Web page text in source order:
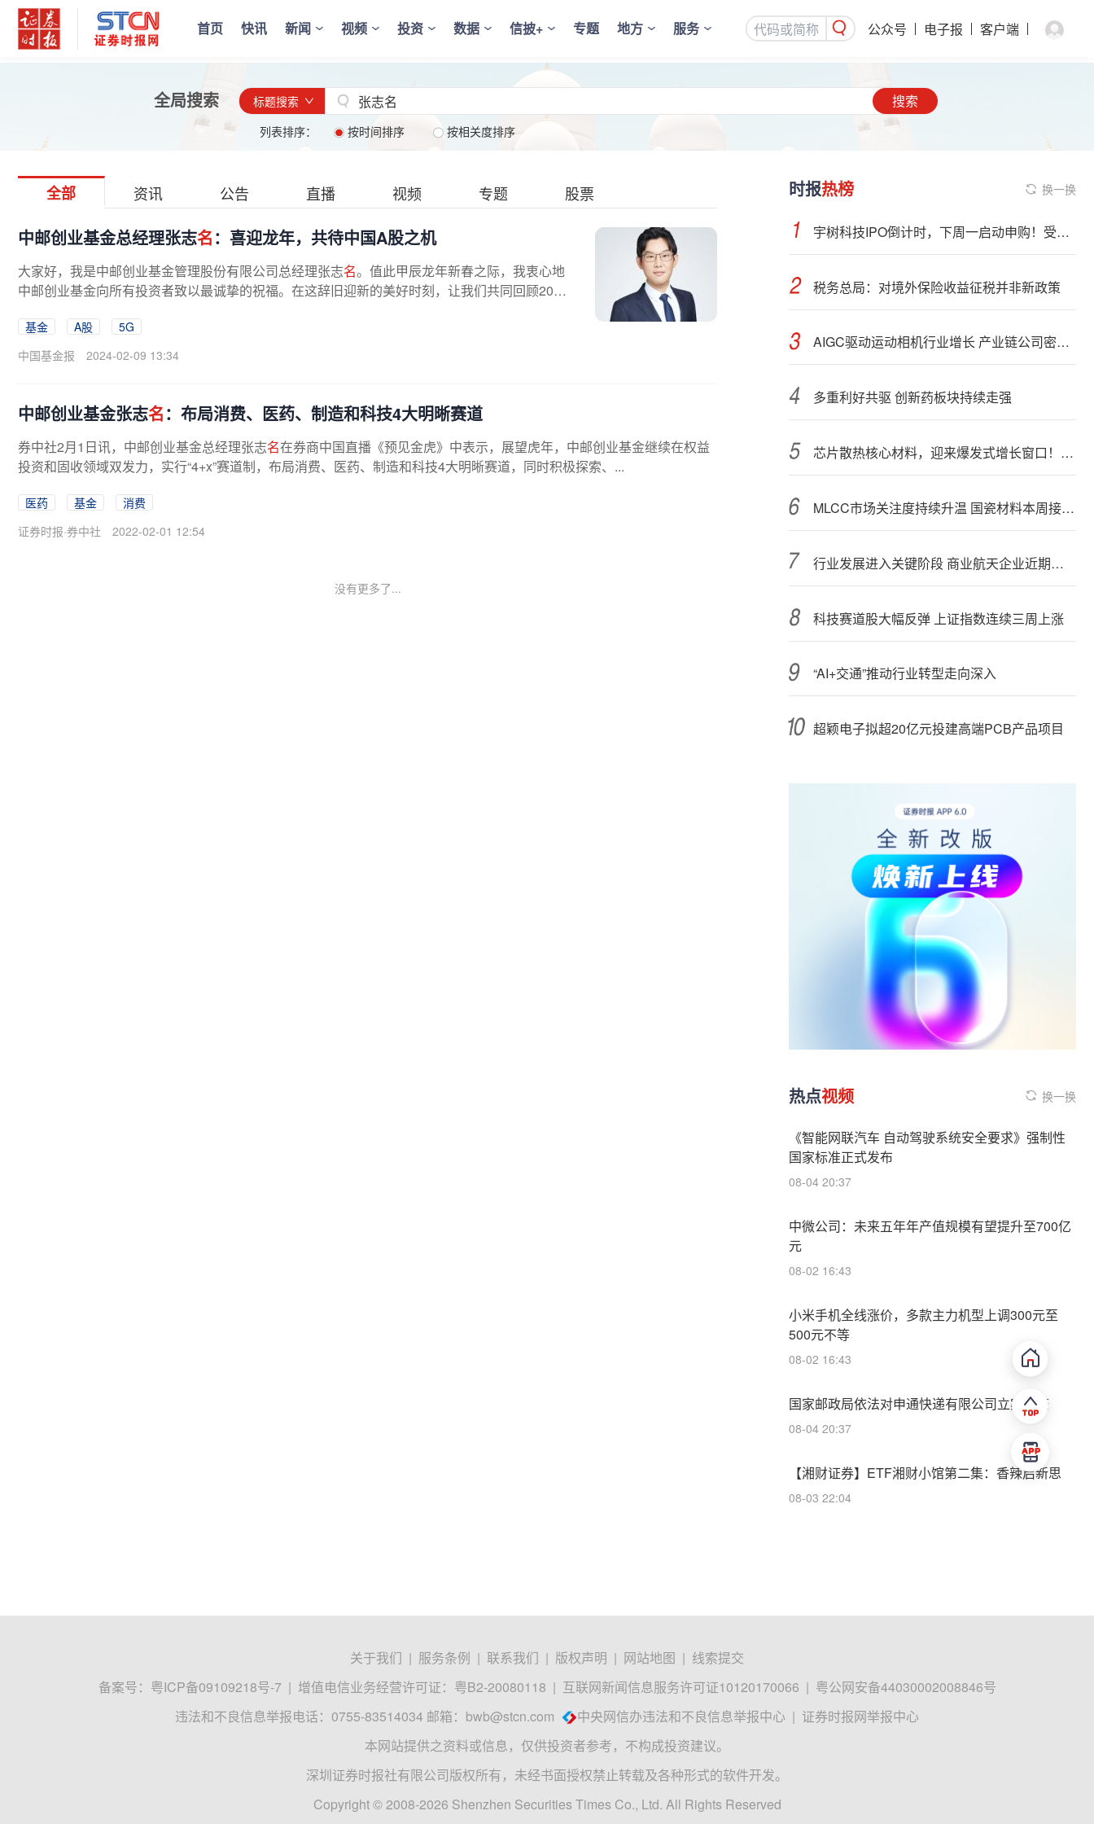
首页 快讯 新闻 视频 投资 数据 信披+ 专题 地方 服务 公众号 电子报 客户端
全局搜索 标题搜索 搜索
列表排序： 按时间排序 按相关度排序
全部 资讯 公告 直播 视频 专题 股票
中邮创业基金总经理张志名：喜迎龙年，共待中国A股之机
大家好，我是中邮创业基金管理股份有限公司总经理张志名。值此甲辰龙年新春之际，我衷心地
中邮创业基金向所有投资者致以最诚挚的祝福。在这辞旧迎新的美好时刻，让我们共同回顾2023
基金 A股
5G
中国基金报
2024-02-09 13:34
中邮创业基金张志名：布局消费、医药、制造和科技4大明晰赛道
券中社2月1日讯，中邮创业基金总经理张志名在券商中国直播《预见金虎》中表示，展望虎年，中邮创业基金继续在权益
投资和固收领域双发力，实行“4+x”赛道制，布局消费、医药、制造和科技4大明晰赛道，同时积极探索、...
医药 基金
消费
证券时报·券中社
2022-02-01 12:54
没有更多了...
时报热榜 换一换
宇树科技IPO倒计时，下周一启动申购！受益股曝光
税务总局：对境外保险收益征税并非新政策
AIGC驱动运动相机行业增长 产业链公司密集布局光学与AI芯片
多重利好共驱 创新药板块持续走强
芯片散热核心材料，迎来爆发式增长窗口！3只概念股年内涨幅翻倍
MLCC市场关注度持续升温 国瓷材料本周接受152家机构调研
行业发展进入关键阶段 商业航天企业近期密集融资
科技赛道股大幅反弹 上证指数连续三周上涨
“AI+交通”推动行业转型走向深入
超颖电子拟超20亿元投建高端PCB产品项目
热点视频 换一换
《智能网联汽车 自动驾驶系统安全要求》强制性
国家标准正式发布
08-04 20:37
中微公司：未来五年年产值规模有望提升至700亿
元
08-02 16:43
小米手机全线涨价，多款主力机型上调300元至
500元不等
08-02 16:43
国家邮政局依法对申通快递有限公司立案调查
08-04 20:37
【湘财证券】ETF湘财小馆第二集：香辣启新思
08-03 22:04
关于我们 | 服务条例 | 联系我们 | 版权声明 | 网站地图 | 线索提交
备案号： 粤ICP备09109218号-7 | 增值电信业务经营许可证：粤B2-20080118 | 互联网新闻信息服务许可证10120170066 | 粤公网安备44030002008846号
违法和不良信息举报电话：0755-83514034 邮箱： bwb@stcn.com 中央网信办违法和不良信息举报中心 | 证券时报网举报中心
本网站提供之资料或信息，仅供投资者参考，不构成投资建议。
深圳证券时报社有限公司版权所有，未经书面授权禁止转载及各种形式的软件开发。
Copyright © 2008-2026 Shenzhen Securities Times Co., Ltd. All Rights Reserved